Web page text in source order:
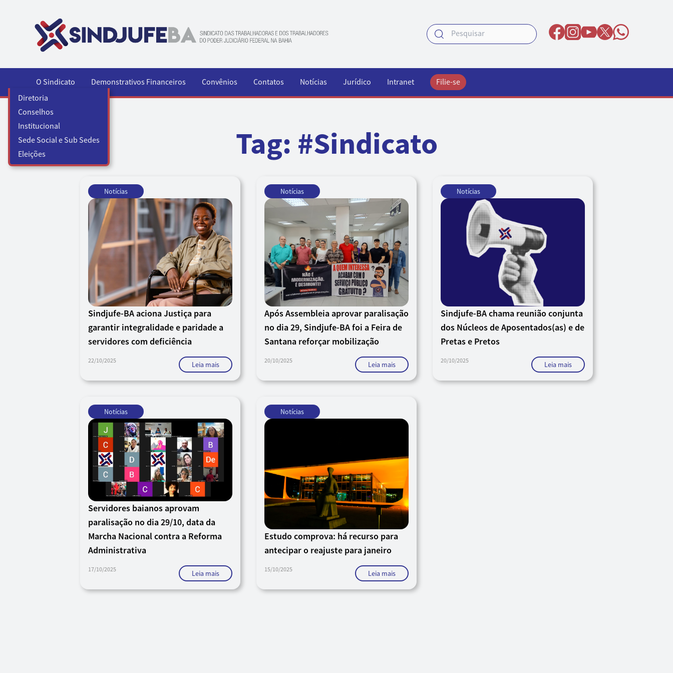
O Sindicato
Diretoria
Conselhos
Institucional
Sede Social e Sub Sedes
Eleições
Demonstrativos Financeiros Convênios Contatos Notícias Jurídico Intranet Filie-se
Tag: #Sindicato
Notícias
Sindjufe-BA aciona Justiça para
garantir integralidade e paridade a
servidores com deficiência
22/10/2025 Leia mais
Notícias
Após Assembleia aprovar paralisação
no dia 29, Sindjufe-BA foi a Feira de
Santana reforçar mobilização
20/10/2025 Leia mais
Notícias
Sindjufe-BA chama reunião conjunta
dos Núcleos de Aposentados(as) e de
Pretas e Pretos
20/10/2025 Leia mais
Notícias
Servidores baianos aprovam
paralisação no dia 29/10, data da
Marcha Nacional contra a Reforma
Administrativa
17/10/2025 Leia mais
Notícias
Estudo comprova: há recurso para
antecipar o reajuste para janeiro
15/10/2025 Leia mais